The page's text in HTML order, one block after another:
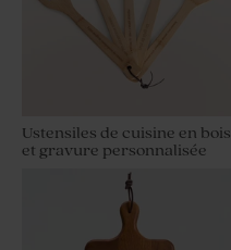
Ustensiles de cuisine en bois
et gravure personnalisée